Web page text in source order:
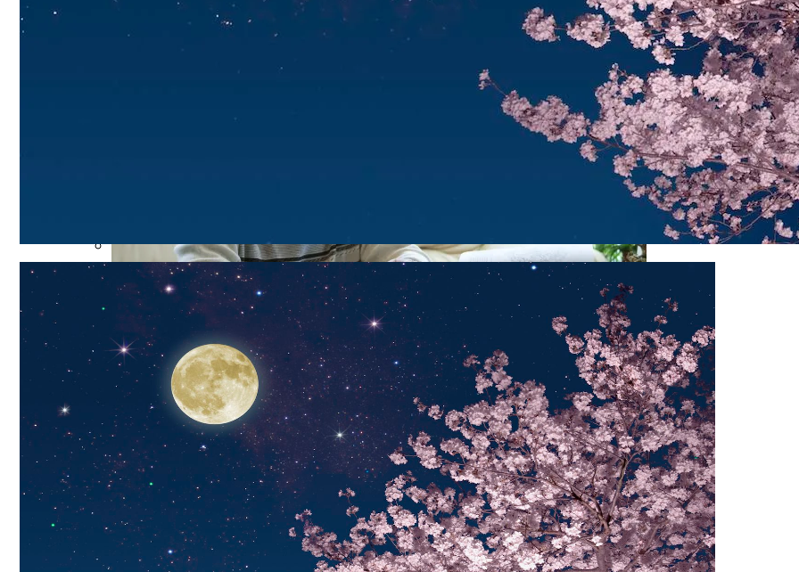
Обновление: Семейства Автомобилей Mercedes-Benz GLE
Что Принесет Первое Осеннее Полнолуние 29 Сентября, В Чем Его Особая Сила, Что Значит
Путь Очищения Кармы: Астролог Александр Зараев Дал Прогноз На Сентябрь 2023 Для Всех